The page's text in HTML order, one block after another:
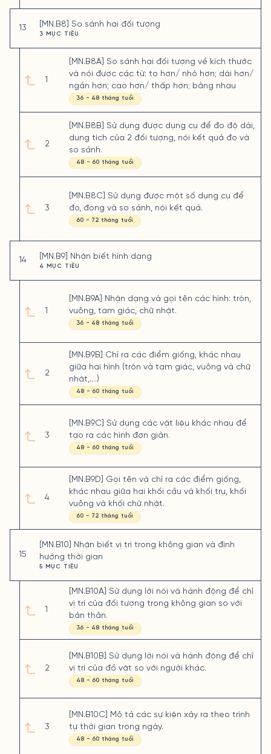
13 [MN.B8] So sánh hai đối tượng
3 MỤC TIÊU
1
2
3
[MN.B8A] So sánh hai đối tượng về kích thước
và nói được các từ: to hơn/ nhỏ hơn; dài hơn/
ngắn hơn; cao hơn/ thấp hơn; bằng nhau
36 - 48 tháng tuổi
[MN.B8B] Sử dụng được dụng cụ để đo độ dài,
dung tích của 2 đối tượng, nói kết quả đo và
so sánh.
48 - 60 tháng tuổi
[MN.B8C] Sử dụng được một số dụng cụ để
đo, đong và so sánh, nói kết quả.
60 - 72 tháng tuổi
14 [MN.B9] Nhận biết hình dạng
4 MỤC TIÊU
1
2
3
4
[MN.B9A] Nhận dạng và gọi tên các hình: tròn,
vuông, tam giác, chữ nhật.
36 - 48 tháng tuổi
[MN.B9B] Chỉ ra các điểm giống, khác nhau
giữa hai hình (tròn và tam giác, vuông và chữ
nhật,....)
48 - 60 tháng tuổi
[MN.B9C] Sử dụng các vật liệu khác nhau để
tạo ra các hình đơn giản.
48 - 60 tháng tuổi
[MN.B9D] Gọi tên và chỉ ra các điểm giống,
khác nhau giữa hai khối cầu và khối trụ, khối
vuông và khối chữ nhật.
60 - 72 tháng tuổi
15
[MN.B10] Nhận biết vị trí trong không gian và định
hướng thời gian
5 MỤC TIÊU
1
2
3
[MN.B10A] Sử dụng lời nói và hành động để chỉ
vị trí của đối tượng trong không gian so với
bản thân.
36 - 48 tháng tuổi
[MN.B10B] Sử dụng lời nói và hành động để chỉ
vị trí của đồ vật so với người khác.
48 - 60 tháng tuổi
[MN.B10C] Mô tả các sự kiện xảy ra theo trình
tự thời gian trong ngày.
48 - 60 tháng tuổi